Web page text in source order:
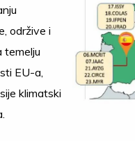
održive i
temelju
EU-a,
klimatski